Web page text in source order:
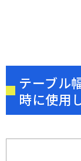
テーブル
時に使用